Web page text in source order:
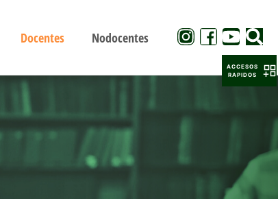
Docentes Nodocentes
ACCESOS
RAPIDOS